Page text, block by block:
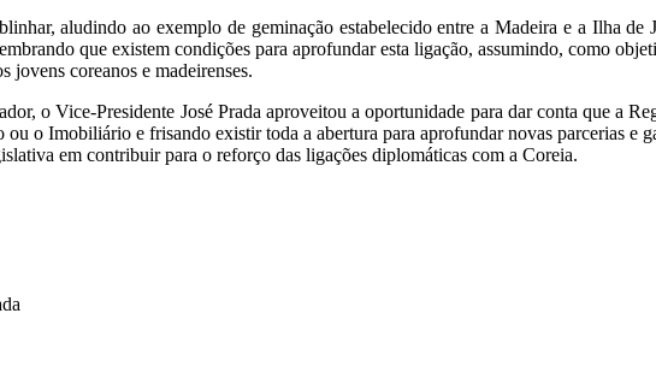
aludindo ao exemplo de geminação estabelecido entre a Madeira e a Ilha
que existem condições para aprofundar esta ligação, assumindo, como
jovens coreanos e madeirenses.
o Vice-Presidente José Prada aproveitou a oportunidade para dar conta que a
o Imobiliário e frisando existir toda a abertura para aprofundar novas parcerias e
em contribuir para o reforço das ligações diplomáticas com a Coreia.